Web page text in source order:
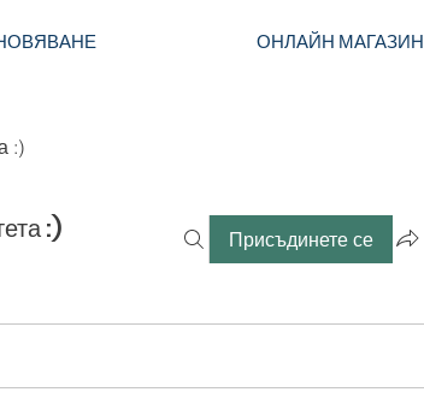
ОНЛАЙН МАГАЗИН
:)
:) Присъдинете се